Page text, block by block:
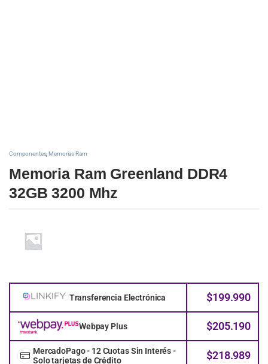
Componentes,Memorias Ram
Memoria Ram Greenland DDR4
32GB 3200 Mhz
Transferencia Electrónica $199.990
Webpay Plus $205.190
MercadoPago - 12 Cuotas Sin Interés -
Solo tarjetas de Crédito
$218.989